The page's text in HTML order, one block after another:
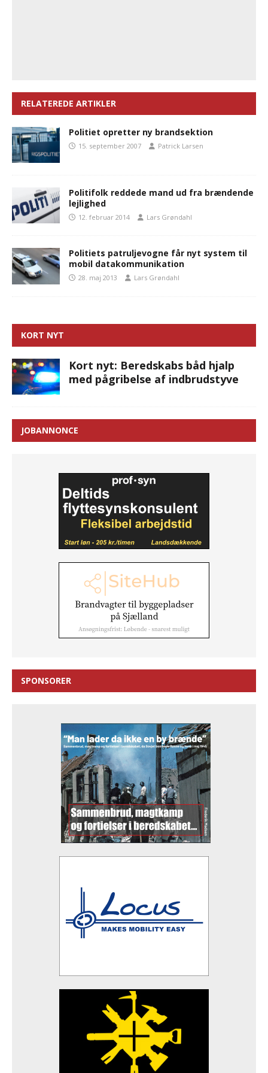
RELATEREDE ARTIKLER
Politiet opretter ny brandsektion
15. september 2007 Patrick Larsen
Politifolk reddede mand ud fra brændende
lejlighed
12. februar 2014 Lars Grøndahl
Politiets patruljevogne får nyt system til
mobil datakommunikation
28. maj 2013 Lars Grøndahl
KORT NYT
Kort nyt: Beredskabs båd hjalp
med pågribelse af indbrudstyve
JOBANNONCE
SPONSORER